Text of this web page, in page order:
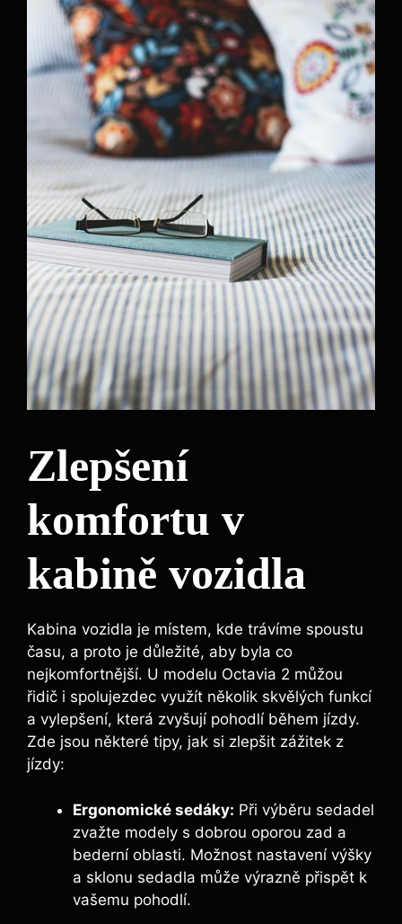
Zlepšení
komfortu v
kabině vozidla
Kabina vozidla je místem, kde trávíme spoustu
času, a proto je důležité, aby byla co
nejkomfortnější. U modelu Octavia 2 můžou
řidič i spolujezdec využít několik skvělých funkcí
a vylepšení, která zvyšují pohodlí během jízdy.
Zde jsou některé tipy, jak si zlepšit zážitek z
jízdy:
Ergonomické sedáky: Při výběru sedadel
zvažte modely s dobrou oporou zad a
bederní oblasti. Možnost nastavení výšky
a sklonu sedadla může výrazně přispět k
vašemu pohodlí.